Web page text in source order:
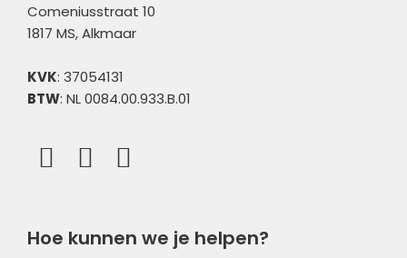
Comeniusstraat 10
1817 MS, Alkmaar
KVK: 37054131
BTW: NL 0084.00.933.B.01
Hoe kunnen we je helpen?